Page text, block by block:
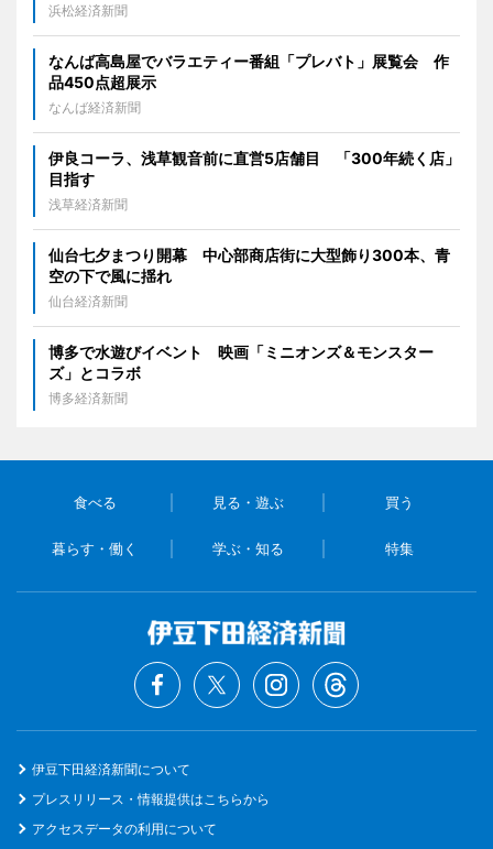
浜松経済新聞
なんば高島屋でバラエティー番組「プレバト」展覧会 作
品450点超展示
なんば経済新聞
伊良コーラ、浅草観音前に直営5店舗目 「300年続く店」
目指す
浅草経済新聞
仙台七夕まつり開幕 中心部商店街に大型飾り300本、青
空の下で風に揺れ
仙台経済新聞
博多で水遊びイベント 映画「ミニオンズ＆モンスター
ズ」とコラボ
博多経済新聞
食べる 見る・遊ぶ 買う
暮らす・働く 学ぶ・知る 特集
伊豆下田経済新聞について
プレスリリース・情報提供はこちらから
アクセスデータの利用について